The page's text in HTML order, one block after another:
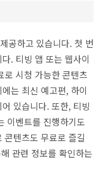
공하고 있습니다. 첫 번
. 티빙 앱 또는 웹사이
시청 가능한 콘텐츠
는 최신 예고편, 하이
있습니다. 또한, 티빙
이벤트를 진행하기도
콘텐츠도 무료로 즐길
관련 정보를 확인하는